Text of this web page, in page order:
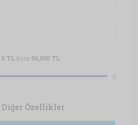
0 TL Kime 50,000 TL
Diğer Özellikler